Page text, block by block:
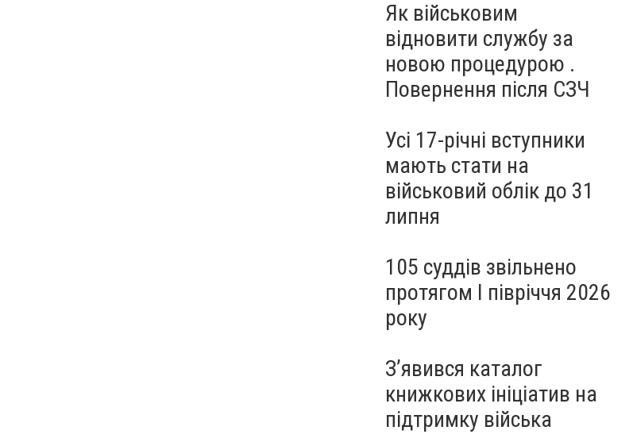
Як військовим
відновити службу за
новою процедурою .
Повернення після СЗЧ
Усі 17-річні вступники
мають стати на
військовий облік до 31
липня
105 суддів звільнено
протягом I півріччя 2026
року
З’явився каталог
книжкових ініціатив на
підтримку війська